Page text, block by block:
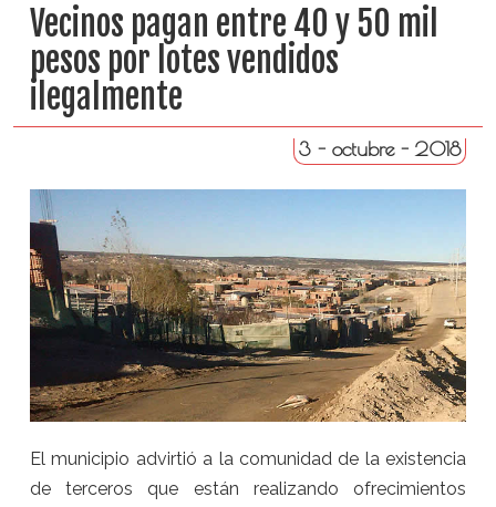
Vecinos pagan entre 40 y 50 mil
pesos por lotes vendidos
ilegalmente
3 - octubre - 2018
El municipio advirtió a la comunidad de la existencia
de terceros que están realizando ofrecimientos